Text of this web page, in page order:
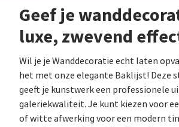
Geef je
luxe, zwevend
Wil je je Wanddecoratie echt laten
het met onze elegante Baklijst! Deze
geeft je kunstwerk een professionele
galeriekwaliteit. Je kunt kiezen voor
of witte afwerking voor een modern